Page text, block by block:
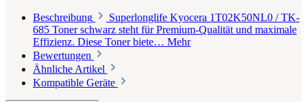
Beschreibung
Superlonglife Kyocera 1T02K50NL0 / TK-
685 Toner schwarz steht für Premium-Qualität und maximale
Effizienz. Diese Toner biete… Mehr
Bewertungen
Ähnliche Artikel
Kompatible Geräte